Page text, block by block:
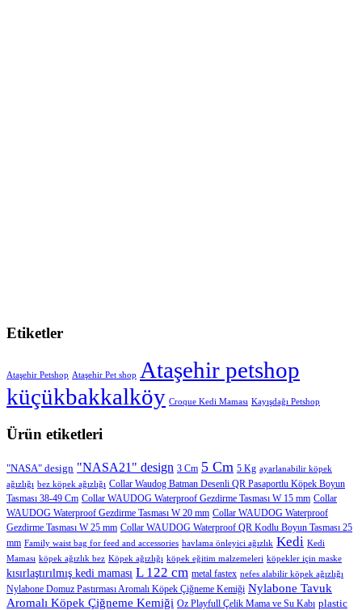
Etiketler
Ataşehir Petshop Ataşehir Pet shop Ataşehir petshop
küçükbakkalköy Croque Kedi Maması Kayışdağı Petshop
Ürün etiketleri
"NASA" design "NASA21" design 3 Cm 5 Cm 5 Kg ayarlanabilir köpek
ağızlığı bez köpek ağızlığı Collar Waudog Batman Desenli QR Pasaportlu Köpek Boyun
Tasması 38-49 Cm Collar WAUDOG Waterproof Gezdirme Tasması W 15 mm Collar
WAUDOG Waterproof Gezdirme Tasması W 20 mm Collar WAUDOG Waterproof
Gezdirme Tasması W 25 mm Collar WAUDOG Waterproof QR Kodlu Boyun Tasması 25
mm Family waist bag for feed and accessories havlama önleyici ağızlık Kedi Kedi
Maması köpek ağızlık bez Köpek ağızlığı köpek eğitim malzemeleri köpekler için maske
kısırlaştırılmış kedi maması L 122 cm metal fastex nefes alabilir köpek ağızlığı
Nylabone Domuz Pastırması Aromalı Köpek Çiğneme Kemiği Nylabone Tavuk
Aromalı Köpek Çiğneme Kemiği Oz Playfull Çelik Mama ve Su Kabı plastic